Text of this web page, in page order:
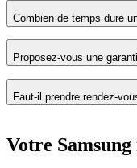
Combien de temps dure
Proposez-vous une
Faut-il prendre rendez-
Votre